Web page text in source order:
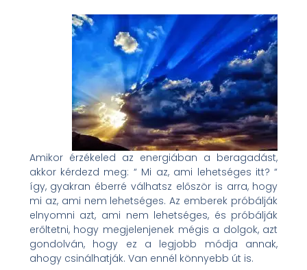
Amikor érzékeled az energiában a beragadást,
akkor kérdezd meg: “ Mi az, ami lehetséges itt? “
így, gyakran éberré válhatsz először is arra, hogy
mi az, ami nem lehetséges. Az emberek próbálják
elnyomni azt, ami nem lehetséges, és próbálják
erőltetni, hogy megjelenjenek mégis a dolgok, azt
gondolván, hogy ez a legjobb módja annak,
ahogy csinálhatják. Van ennél könnyebb út is.